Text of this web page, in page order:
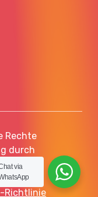
Rechte
durch
Richtlinie
via